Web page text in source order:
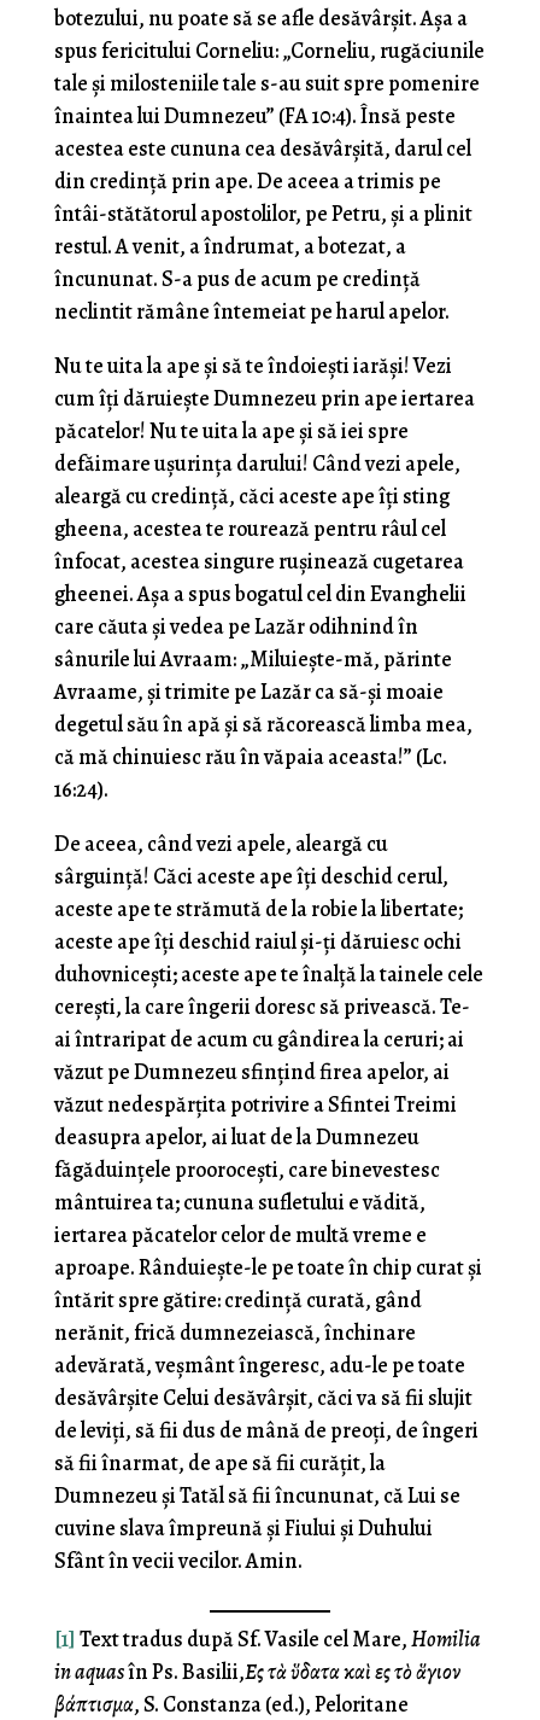
botezului, nu poate să se afle desăvârşit. Aşa a
spus fericitului Corneliu: „Corneliu, rugăciunile
tale şi milosteniile tale s-au suit spre pomenire
înaintea lui Dumnezeu” (FA 10:4). Însă peste
acestea este cununa cea desăvârşită, darul cel
din credinţă prin ape. De aceea a trimis pe
întâi-stătătorul apostolilor, pe Petru, şi a plinit
restul. A venit, a îndrumat, a botezat, a
încununat. S-a pus de acum pe credinţă
neclintit rămâne întemeiat pe harul apelor.
Nu te uita la ape şi să te îndoieşti iarăşi! Vezi
cum îţi dăruieşte Dumnezeu prin ape iertarea
păcatelor! Nu te uita la ape şi să iei spre
defăimare uşurinţa darului! Când vezi apele,
aleargă cu credinţă, căci aceste ape îţi sting
gheena, acestea te rourează pentru râul cel
înfocat, acestea singure ruşinează cugetarea
gheenei. Aşa a spus bogatul cel din Evanghelii
care căuta şi vedea pe Lazăr odihnind în
sânurile lui Avraam: „Miluieşte-mă, părinte
Avraame, şi trimite pe Lazăr ca să-şi moaie
degetul său în apă şi să răcorească limba mea,
că mă chinuiesc rău în văpaia aceasta!” (Lc.
16:24).
De aceea, când vezi apele, aleargă cu
sârguinţă! Căci aceste ape îţi deschid cerul,
aceste ape te strămută de la robie la libertate;
aceste ape îţi deschid raiul şi-ţi dăruiesc ochi
duhovniceşti; aceste ape te înalţă la tainele cele
cereşti, la care îngerii doresc să privească. Te-
ai întraripat de acum cu gândirea la ceruri; ai
văzut pe Dumnezeu sfinţind firea apelor, ai
văzut nedespărţita potrivire a Sfintei Treimi
deasupra apelor, ai luat de la Dumnezeu
făgăduinţele prooroceşti, care binevestesc
mântuirea ta; cununa sufletului e vădită,
iertarea păcatelor celor de multă vreme e
aproape. Rânduieşte-le pe toate în chip curat şi
întărit spre gătire: credinţă curată, gând
nerănit, frică dumnezeiască, închinare
adevărată, veşmânt îngeresc, adu-le pe toate
desăvârşite Celui desăvârşit, căci va să fii slujit
de leviţi, să fii dus de mână de preoţi, de îngeri
să fii înarmat, de ape să fii curăţit, la
Dumnezeu şi Tatăl să fii încununat, că Lui se
cuvine slava împreună şi Fiului şi Duhului
Sfânt în vecii vecilor. Amin.
[1] Text tradus după Sf. Vasile cel Mare,Homilia
in aquasîn Ps. Basilii,Εἰς τὰ ὕδατα καὶ εἰς τὸ ἅγιον
βάπτισμα, S. Constanza (ed.), Peloritane